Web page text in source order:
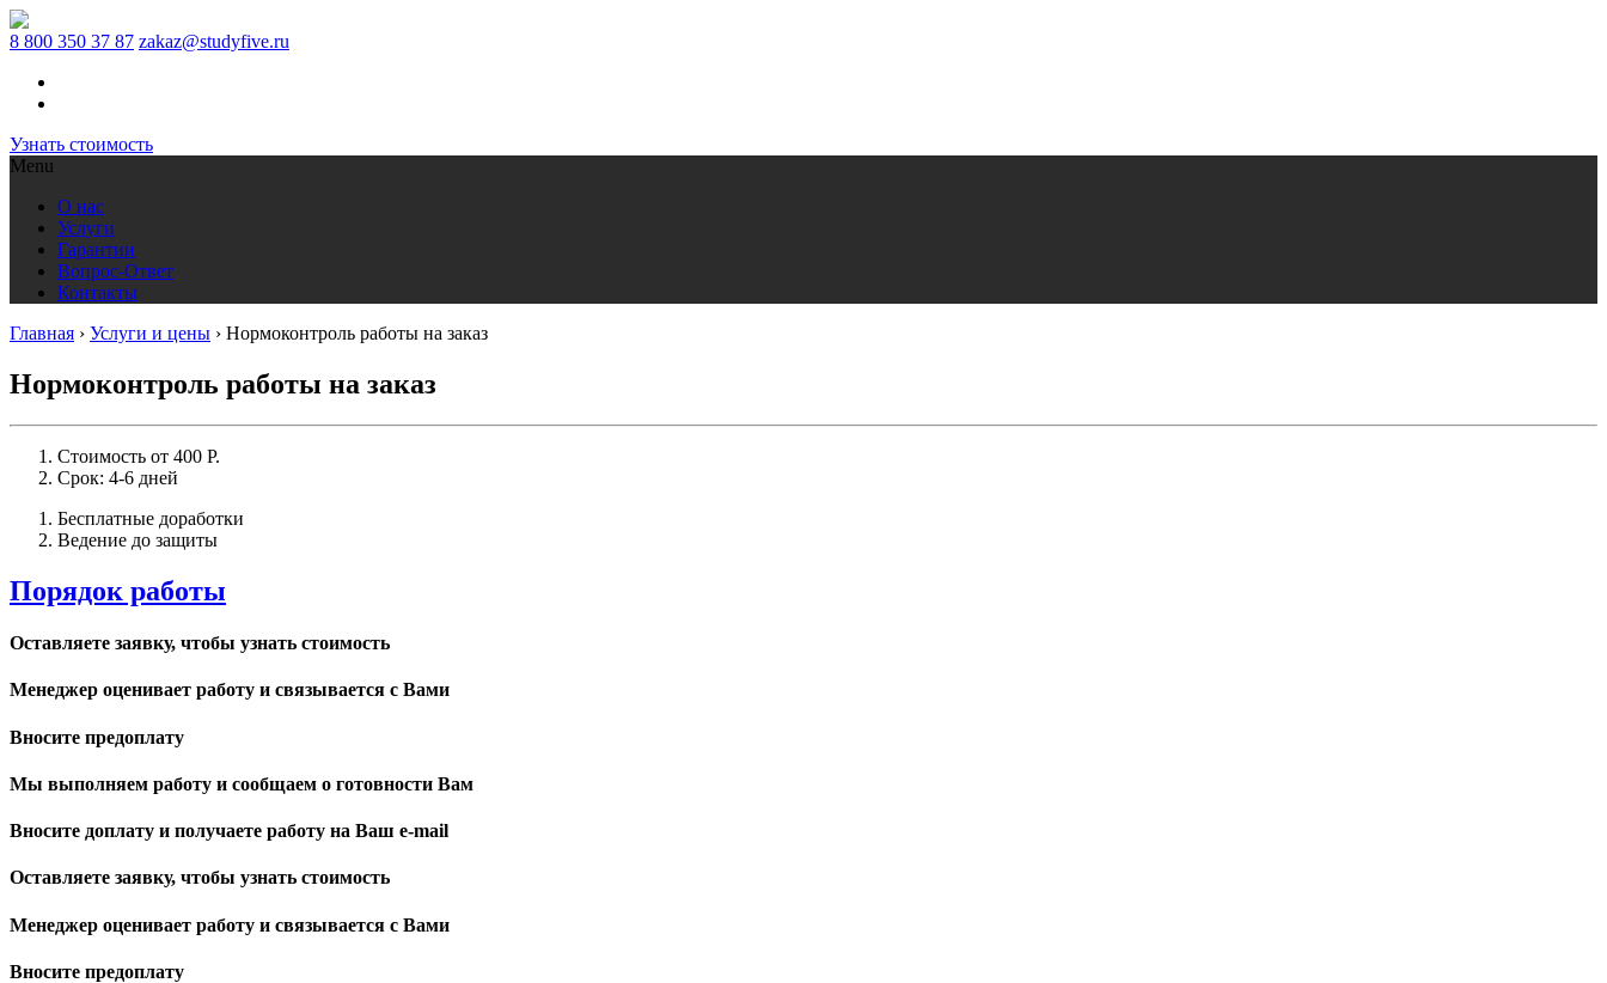
8 800 350 37 87 zakaz@studyfive.ru
Узнать стоимость
Menu
О нас
Услуги
Гарантии
Вопрос-Ответ
Контакты
Главная › Услуги и цены › Нормоконтроль работы на заказ
Нормоконтроль работы на заказ
Стоимость от 400 Р.
Срок: 4-6 дней
Бесплатные доработки
Ведение до защиты
Порядок работы
Оставляете заявку, чтобы узнать стоимость
Менеджер оценивает работу и связывается с Вами
Вносите предоплату
Мы выполняем работу и сообщаем о готовности Вам
Вносите доплату и получаете работу на Ваш e-mail
Оставляете заявку, чтобы узнать стоимость
Менеджер оценивает работу и связывается с Вами
Вносите предоплату